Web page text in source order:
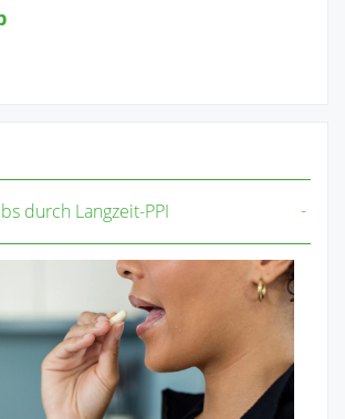
durch Langzeit-PPI